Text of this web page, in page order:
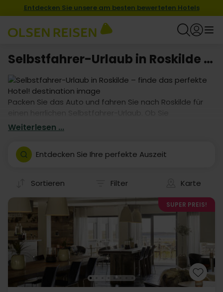
Entdecken Sie unsere am besten bewerteten Hotels
Selbstfahrer-Urlaub in Roskilde – finde das perfekte Hotel!
Packen Sie das Auto und fahren Sie nach Roskilde für
einen herrlichen Selbstfahrer-Urlaub. Ob Sie
Naturerlebnisse oder Shopping und Sightseeing suchen
Bedürfnissen passt. Urlaub mit dem eigenen Auto
bietet große Freiheit, also buchen Sie heute und freuen
Weiterlesen ...
Entdecken Sie Ihre perfekte Auszeit
Sortieren Filter Karte
SUPER PREIS!